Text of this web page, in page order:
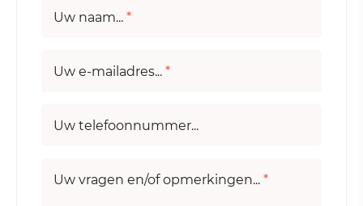
Uw naam... *
Uw e-mailadres... *
Uw telefoonnummer...
Uw vragen en/of opmerkingen... *